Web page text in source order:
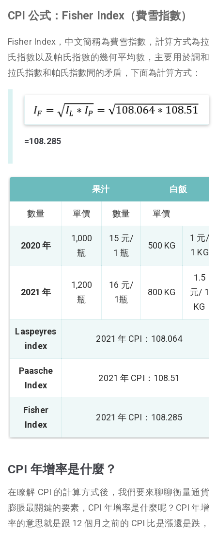
CPI 公式：Fisher Index（費雪指數）
Fisher Index，中文簡稱為費雪指數，計算方式為拉
氏指數以及帕氏指數的幾何平均數，主要用於調和
拉氏指數和帕氏指數間的矛盾，下面為計算方式：
=108.285
果汁 白飯
數量 單價 數量 單價
2020 年
1,000
瓶
15 元/
1 瓶
500 KG
1 元/
1 KG
2021 年
1,200
瓶
16 元/
1瓶
800 KG
1.5
元/ 1
KG
Laspeyres
index
2021 年 CPI：108.064
Paasche
Index
2021 年 CPI：108.51
Fisher
Index
2021 年 CPI：108.285
CPI 年增率是什麼？
在瞭解 CPI 的計算方式後，我們要來聊聊衡量通貨
膨脹最關鍵的要素，CPI 年增率是什麼呢？CPI 年增
率的意思就是跟 12 個月之前的 CPI 比是漲還是跌，